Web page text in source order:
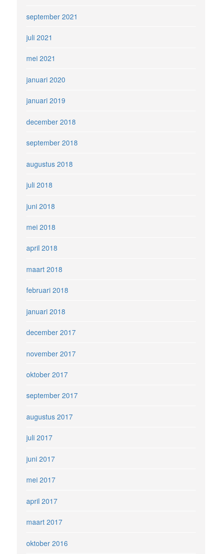
september 2021
juli 2021
mei 2021
januari 2020
januari 2019
december 2018
september 2018
augustus 2018
juli 2018
juni 2018
mei 2018
april 2018
maart 2018
februari 2018
januari 2018
december 2017
november 2017
oktober 2017
september 2017
augustus 2017
juli 2017
juni 2017
mei 2017
april 2017
maart 2017
oktober 2016